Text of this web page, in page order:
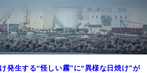
発生する“怪しい霧”に“異様な日焼け”が